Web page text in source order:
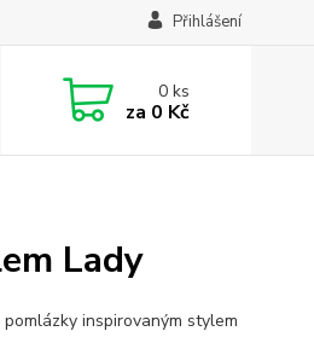
Přihlášení
0ks
za 0 Kč
Lady
inspirovaným stylem